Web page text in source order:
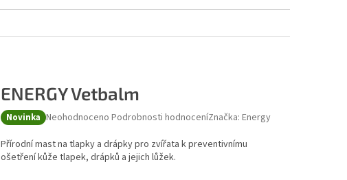
ENERGY Vetbalm
Novinka Průměrné hodnocení produktu je 0,0 z 5 hvězdiček.
Neohodnoceno Podrobnosti hodnoceníZnačka: Energy
Přírodní mast na tlapky a drápky pro zvířata k preventivnímu
ošetření kůže tlapek, drápků a jejich lůžek.